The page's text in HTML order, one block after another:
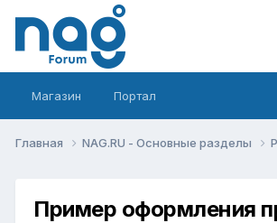
Магазин Портал
Главная NAG.RU - Основные разделы
Пример оформления